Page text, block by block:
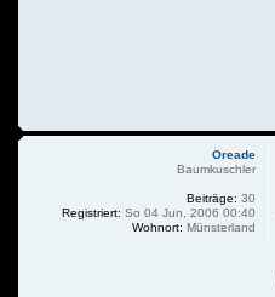
Oreade
Baumkuschler
Beiträge: 30
Registriert: So 04 Jun, 2006 00:40
Wohnort: Münsterland